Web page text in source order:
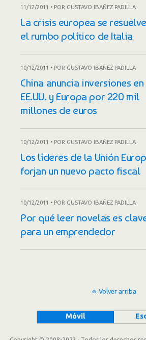
11/12/2011 • POR GUSTAVO IBAÑEZ PADILLA
La crisis europea se
el rumbo político de Italia
10/12/2011 • POR GUSTAVO IBAÑEZ PADILLA
China anuncia inversiones en
EE.UU. y Europa por 220 mil
millones de euros
10/12/2011 • POR GUSTAVO IBAÑEZ PADILLA
Los líderes de la Unión
forjan un nuevo pacto fiscal
10/12/2011 • POR GUSTAVO IBAÑEZ PADILLA
Por qué leer novelas es
para un emprendedor
Volver arriba
Móvil